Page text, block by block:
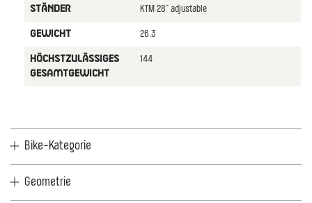
STäNDER KTM 28" adjustable
GEWICHT 26.3
HöCHSTZULäSSIGES
GESAMTGEWICHT
144
Bike-Kategorie
Geometrie